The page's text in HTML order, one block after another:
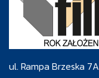
ul. Rampa Brzeska 7A